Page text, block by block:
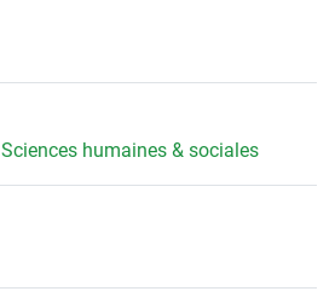
Sciences humaines & sociales